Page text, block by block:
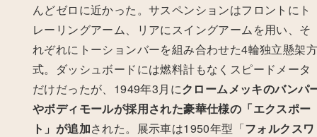
んどゼロに近かった。サスペンションはフロントにト
レーリングアーム、リアにスイングアームを用い、そ
れぞれにトーションバーを組み合わせた4輪独立懸架方
式。ダッシュボードには燃料計もなくスピードメータ
だけだったが、1949年3月にクロームメッキのバンパ
やボディモールが採用された豪華仕様の「エクスポー
ト」が追加された。展示車は1950年型「フォルクスワ